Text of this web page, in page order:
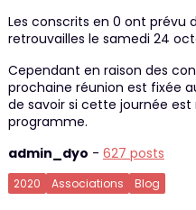
Les conscrits en 0 ont prévu
retrouvailles le samedi 24
Cependant en raison des
prochaine réunion est fixée
de savoir si cette journée
programme.
admin_dyo - 627 posts
2020 Associations Blog